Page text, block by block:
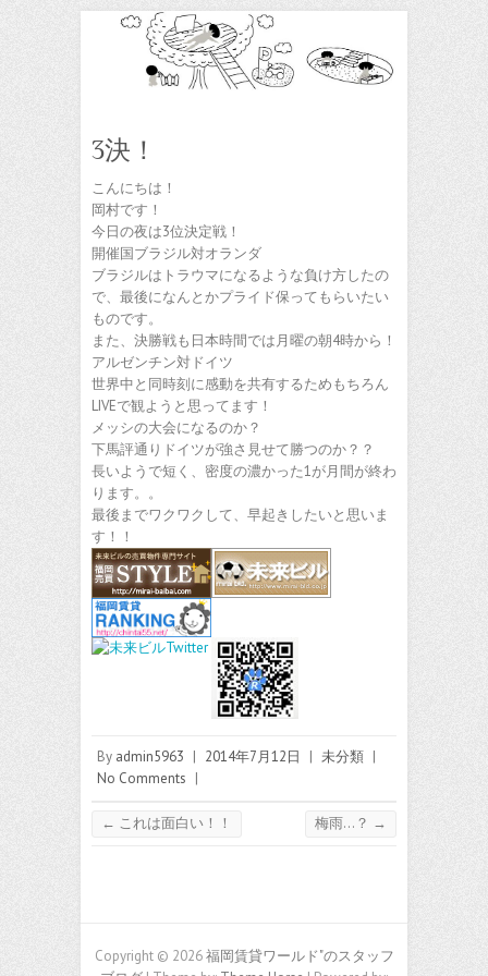
3決！
こんにちは！
岡村です！
今日の夜は3位決定戦！
開催国ブラジル対オランダ
ブラジルはトラウマになるような負け方したの
で、最後になんとかプライド保ってもらいたい
ものです。
また、決勝戦も日本時間では月曜の朝4時から！
アルゼンチン対ドイツ
世界中と同時刻に感動を共有するためもちろん
LIVEで観ようと思ってます！
メッシの大会になるのか？
下馬評通りドイツが強さ見せて勝つのか？？
長いようで短く、密度の濃かった1が月間が終わ
ります。。
最後までワクワクして、早起きしたいと思いま
す！！
By admin5963 | 2014年7月12日 | 未分類 |
No Comments |
← これは面白い！！ 梅雨…？ →
Copyright © 2026福岡賃貸ワールド"のスタッフ